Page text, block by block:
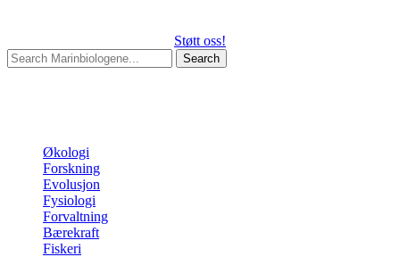
Støtt oss!
Search
for:
Økologi
Forskning
Evolusjon
Fysiologi
Forvaltning
Bærekraft
Fiskeri